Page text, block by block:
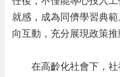
就感，成為同儕學習典
向互動，充分展現政策推
在高齡化社會下，社